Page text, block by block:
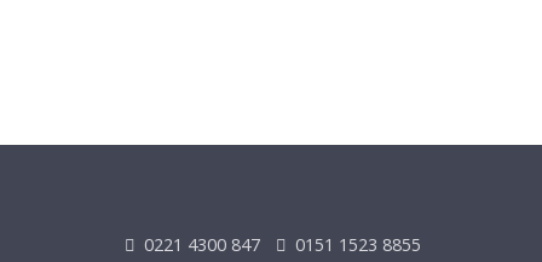
0221 4300 847
0151 1523 8855